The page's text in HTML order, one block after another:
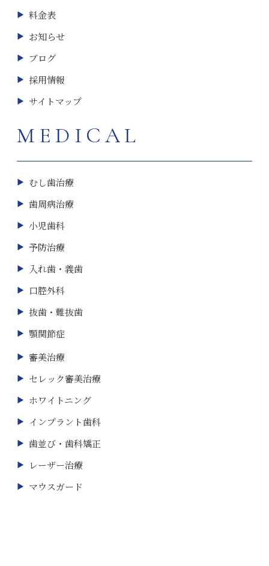
料金表
お知らせ
ブログ
採用情報
サイトマップ
MEDICAL
むし歯治療
歯周病治療
小児歯科
予防治療
入れ歯・義歯
口腔外科
抜歯・難抜歯
顎関節症
審美治療
セレック審美治療
ホワイトニング
インプラント歯科
歯並び・歯科矯正
レーザー治療
マウスガード